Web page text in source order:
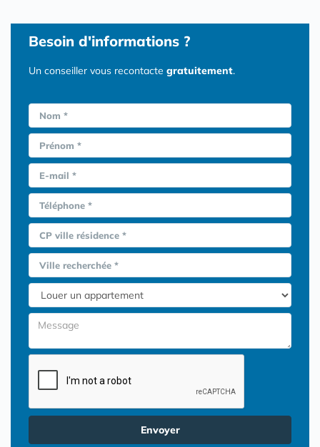
Besoin d'informations ?
Un conseiller vous recontacte gratuitement.
Nom *
Prénom *
E-mail *
Téléphone *
CP ville résidence *
Ville recherchée *
Envoyer